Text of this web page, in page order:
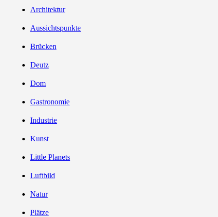
Architektur
Aussichtspunkte
Brücken
Deutz
Dom
Gastronomie
Industrie
Kunst
Little Planets
Luftbild
Natur
Plätze